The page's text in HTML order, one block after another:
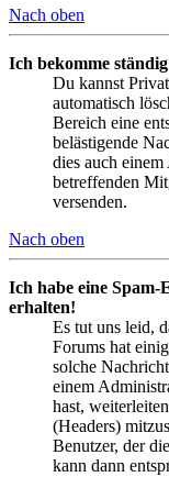
Nach oben
Ich bekomme
Du kannst
automatisch
Bereich eine
belästigende
dies auch
betreffenden
versenden.
Nach oben
Ich habe eine
erhalten!
Es tut uns leid,
Forums hat
solche
einem
hast,
(Headers)
Benutzer, der
kann dann